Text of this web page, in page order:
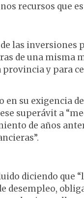
recursos que
las
de una
y para
su exigencia
superávit a
de años
diciendo que
desempleo,